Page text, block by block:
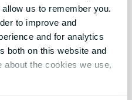
us to remember you.
to improve and
and for analytics
both on this website and
about the cookies we use,
tillit och
från
konferensen